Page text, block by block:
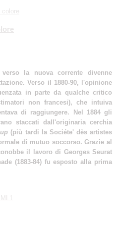
la nuova corrente divenne
Verso il 1880-90, l'opinione
in parte da qualche critico
non francesi), che intuiva
di raggiungere. Nel 1884 gli
staccati dall'originaria cerchia
(più tardi la Sociéte' dès artistes
di mutuo soccorso. Grazie al
il lavoro di Georges Seurat
(1883-84) fu esposto alla prima